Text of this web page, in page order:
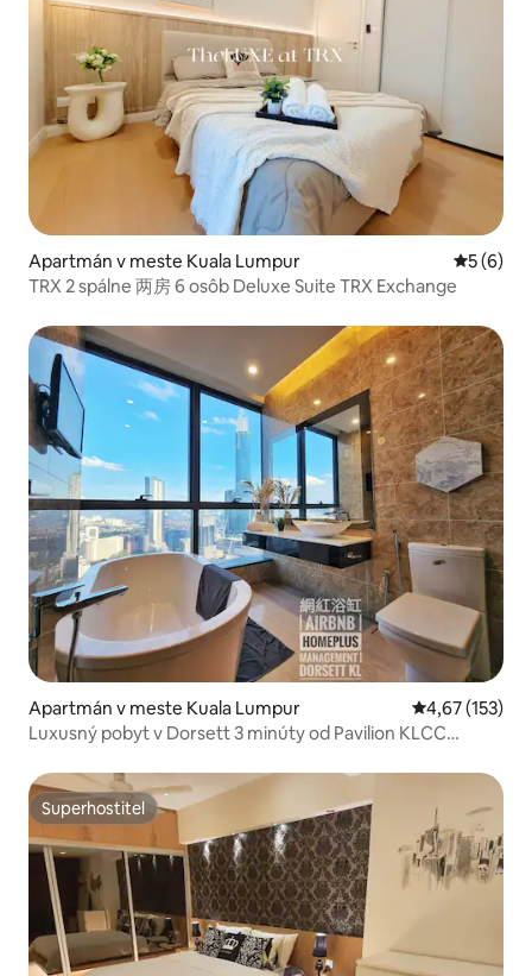
Apartmán v meste Kuala Lumpur
5 (6)
TRX 2 spálne 两房 6 osôb Deluxe Suite TRX Exchange
Apartmán v meste Kuala Lumpur Priemerné
4,67 (153)
Luxusný pobyt v Dorsett 3 minúty od Pavilion KLCC
Superhostiteľ
Superhostiteľ